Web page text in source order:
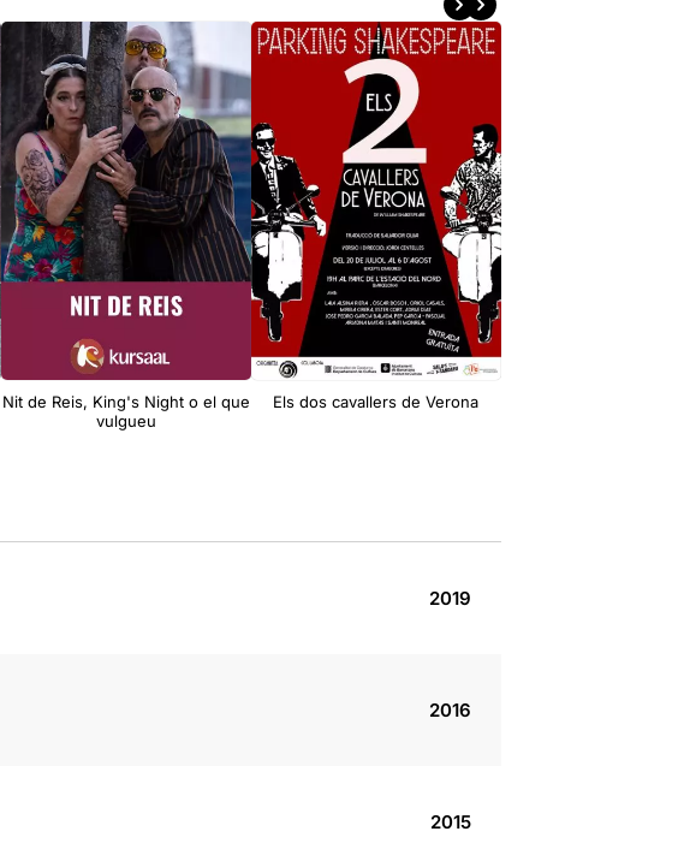
Nit de Reis, King's Night o el que
vulgueu
Els dos cavallers de Verona
2019
2016
2015